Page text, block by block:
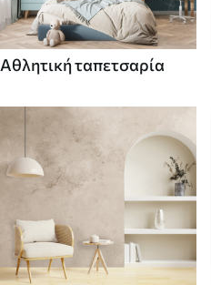
Αθλητική ταπετσαρία